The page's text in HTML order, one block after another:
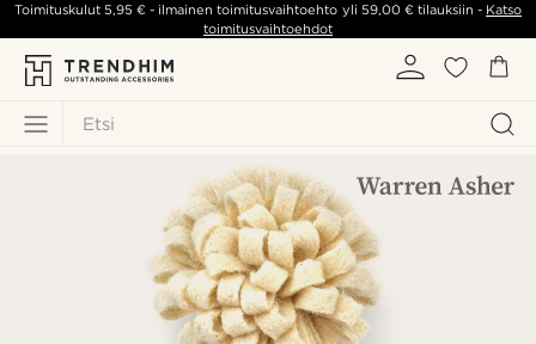
Etsi
Toimituskulut5,95 € - ilmainen toimitusvaihtoehto yli 59,00 €tilauksiin - Katso
toimitusvaihtoehdot